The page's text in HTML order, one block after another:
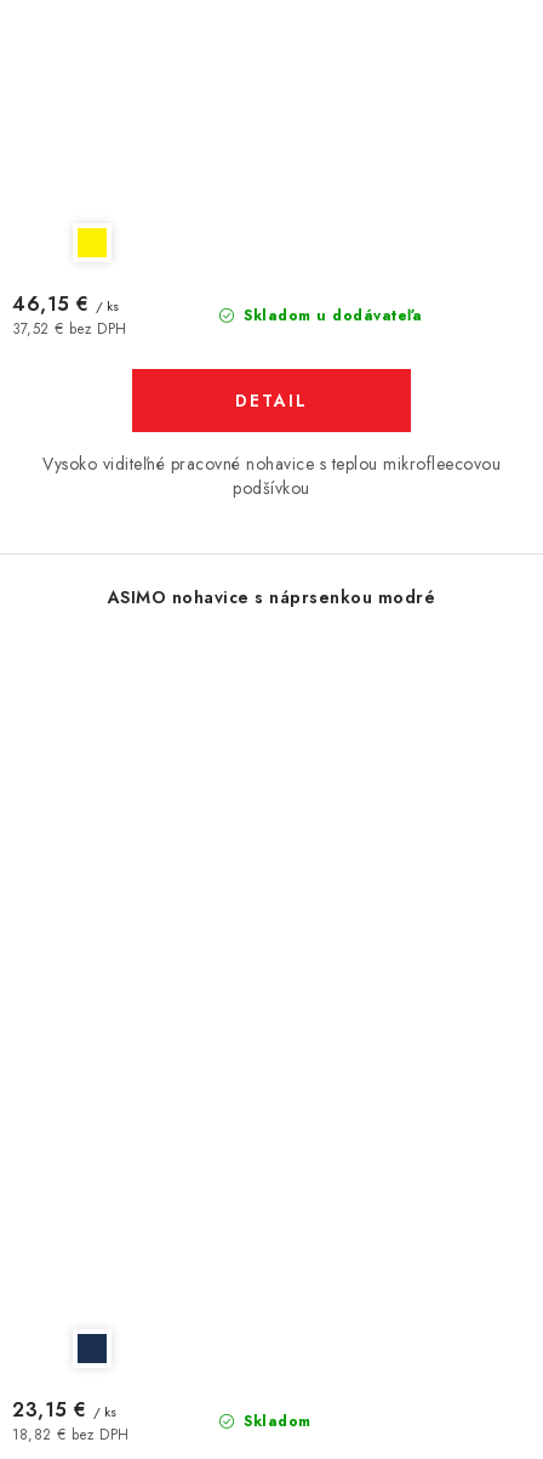
Skladom u dodávateľa
37,52 € bez DPH
46,15 € / ks
DETAIL
Vysoko viditeľné pracovné nohavice s teplou mikrofleecovou
podšívkou
ASIMO nohavice s náprsenkou modré
Skladom
18,82 € bez DPH
23,15 € / ks